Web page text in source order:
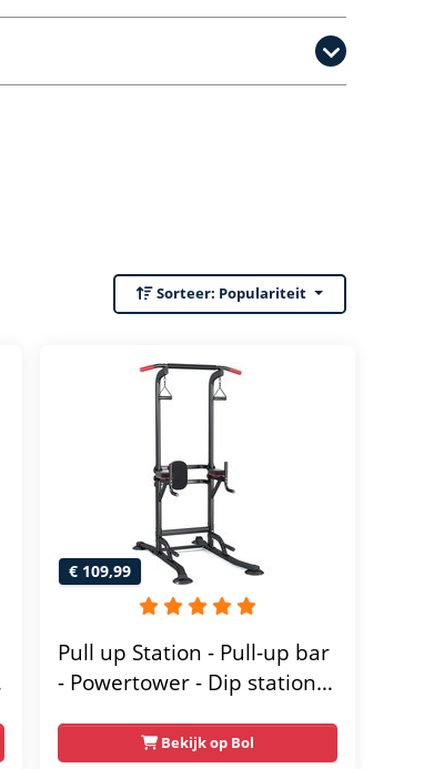
Sorteer: Populariteit
€ 109,99
Pull up Station - Pull-up bar
- Powertower - Dip station -
raises en Push-ups -
Bekijk op Bol